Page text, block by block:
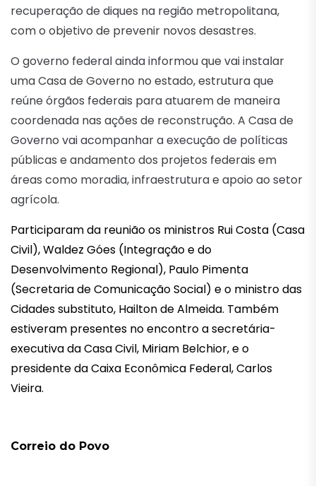
recuperação de diques na região metropolitana,
com o objetivo de prevenir novos desastres.
O governo federal ainda informou que vai instalar
uma Casa de Governo no estado, estrutura que
reúne órgãos federais para atuarem de maneira
coordenada nas ações de reconstrução. A Casa de
Governo vai acompanhar a execução de políticas
públicas e andamento dos projetos federais em
áreas como moradia, infraestrutura e apoio ao setor
agrícola.
Participaram da reunião os ministros Rui Costa (Casa
Civil), Waldez Góes (Integração e do
Desenvolvimento Regional), Paulo Pimenta
(Secretaria de Comunicação Social) e o ministro das
Cidades substituto, Hailton de Almeida. Também
estiveram presentes no encontro a secretária-
executiva da Casa Civil, Miriam Belchior, e o
presidente da Caixa Econômica Federal, Carlos
Vieira.
Correio do Povo